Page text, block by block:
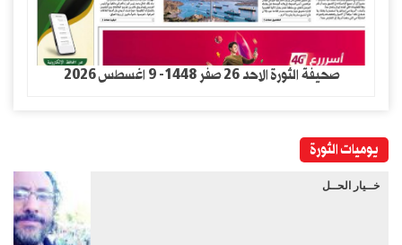
صحيفة الثورة الاحد 26 صفر 1448- 9 اغسطس 2026
يوميات الثورة
خــيار الحــل